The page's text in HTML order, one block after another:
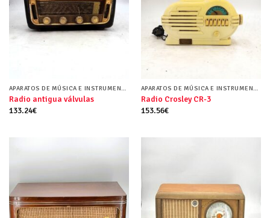
APARATOS DE MÚSICA E INSTRUMENTOS MUSICALES
Radio antigua válvulas
133.24€
APARATOS DE MÚSICA E INSTRUMENTOS MUSICALES
Radio Crosley CR-3
153.56€